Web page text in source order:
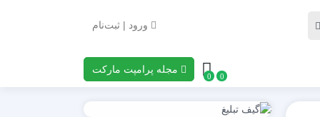
ورود | ثبت‌نام
0
0
مجله پرامپت مارکت